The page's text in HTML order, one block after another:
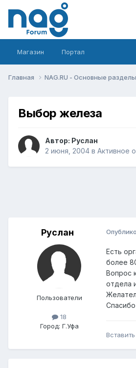
Магазин Портал
Главная NAG.RU - Основные разделы
Выбор железа
Автор: Руслан
2 июня, 2004 в Активное
Руслан
Пользователи
18
Город: Г.Уфа
Есть
более
Вопрос
отдела